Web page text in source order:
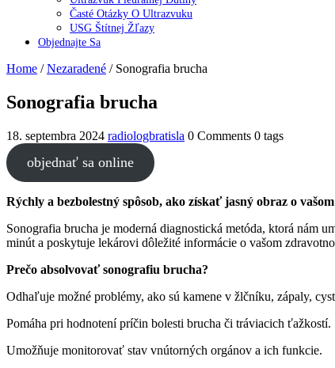
Časté Otázky O Ultrazvuku
USG Štítnej Žľazy
Objednajte Sa
Home /Nezaradené / Sonografia brucha
Sonografia brucha
18. septembra 2024 radiologbratisla 0 Comments 0 tags
objednať sa online
Rýchly a bezbolestný spôsob, ako získať jasný obraz o
Sonografia brucha je moderná diagnostická metóda, ktorá nám
minút a poskytuje lekárovi dôležité informácie o vašom
Prečo absolvovať sonografiu brucha?
Odhaľuje možné problémy, ako sú kamene v žlčníku, zápaly,
Pomáha pri hodnotení príčin bolesti brucha či tráviacich ťažkostí.
Umožňuje monitorovať stav vnútorných orgánov a ich funkcie.